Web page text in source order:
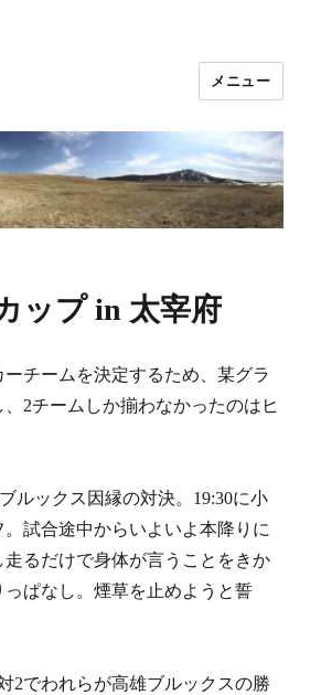
メニュー
ップ in 太宰府
チームを決定するため、某グラ
2チームしか揃わなかったのはヒ
ルックス因縁の対決。19:30に小
試合途中からいよいよ本降りに
走るだけで身体が言うことをきか
っぱなし。煙草を止めようと誓
2でわれらが高雄ブルックスの勝